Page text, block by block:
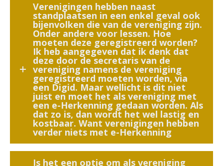
Verenigingen hebben naast
standplaatsen in een enkel geval ook
bijenvolken die van de vereniging zijn.
Onder andere voor lessen. Hoe
moeten deze geregistreerd worden?
Ik heb aangegeven dat ik denk dat
deze door de secretaris van de
vereniging namens de vereniging
geregistreerd moeten worden, via
een Digid. Maar wellicht is dit niet
juist en moet het als vereniging met
een e-Herkenning gedaan worden. Als
dat zo is, dan wordt het wel lastig en
kostbaar. Want verenigingen hebben
verder niets met e-Herkenning
Is het een optie om als vereniging